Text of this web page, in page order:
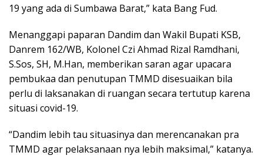
19 yang ada di Sumbawa Barat,” kata Bang Fud.
Menanggapi paparan Dandim dan Wakil Bupati KSB,
Danrem 162/WB, Kolonel Czi Ahmad Rizal Ramdhani,
S.Sos, SH, M.Han, memberikan saran agar upacara
pembukaa dan penutupan TMMD disesuaikan bila
perlu di laksanakan di ruangan secara tertutup karena
situasi covid-19.
“Dandim lebih tau situasinya dan merencanakan pra
TMMD agar pelaksanaan nya lebih maksimal,” katanya.